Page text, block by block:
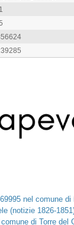
nel comune di
(notizie 1826-
di Torre del